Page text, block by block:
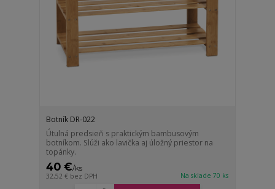
Botník DR-022
Útulná predsieň s praktickým bambusovým
botníkom. Slúži ako lavička aj úložný priestor na
topánky.
40 €/ks
32,52 € bez DPH Na sklade 70 ks